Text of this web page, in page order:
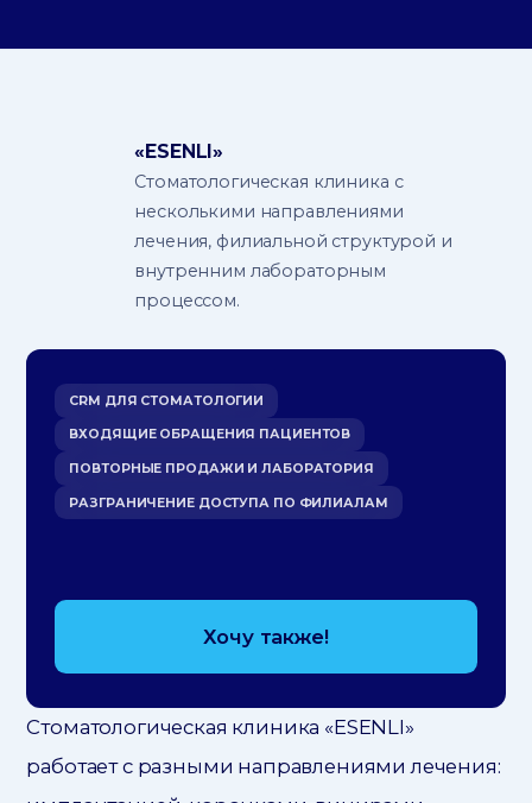
Контакты
Номер телефона
+7 (999) 418 08-08
350000, Краснодарский край,
г. Краснодар, ул. Одесский проезд д. 4
Стоматологическая клиника «ESENLI»
работает с разными направлениями лечения:
«ESENLI»
Стоматологическая клиника с
несколькими направлениями
лечения, филиальной структурой и
внутренним лабораторным
процессом.
CRM ДЛЯ СТОМАТОЛОГИИ
ВХОДЯЩИЕ ОБРАЩЕНИЯ ПАЦИЕНТОВ
ПОВТОРНЫЕ ПРОДАЖИ И ЛАБОРАТОРИЯ
РАЗГРАНИЧЕНИЕ ДОСТУПА ПО ФИЛИАЛАМ
Хочу также!